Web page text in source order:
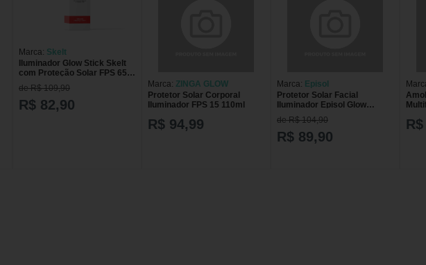
Marca: Skelt
Iluminador Glow Stick Skelt
com Proteção Solar FPS 65 e
FPUVA 22
de R$ 109,90
R$ 82,90
Marca: ZINGA GLOW
Protetor Solar Corporal
Iluminador FPS 15 110ml
R$ 94,99
Marca: Episol
Protetor Solar Facial
Iluminador Episol Glow
FPS60 40ml EPISOL GLOW
FPS60 FG 40ML
de R$ 104,90
R$ 89,90